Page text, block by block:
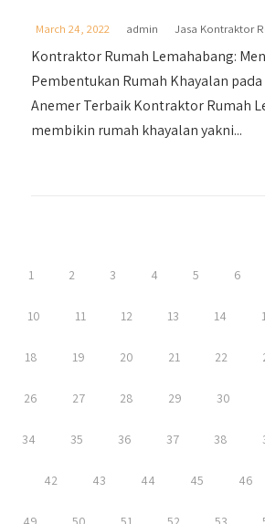
March 24, 2022 admin Jasa Kontraktor
Kontraktor Rumah Lemahabang:
Pembentukan Rumah Khayalan pada
Anemer Terbaik Kontraktor Rumah
membikin rumah khayalan yakni...
1 2 3 4 5 6
10 11 12 13 14
18 19 20 21 22
26 27 28 29 30
34 35 36 37 38
42 43 44 45 46